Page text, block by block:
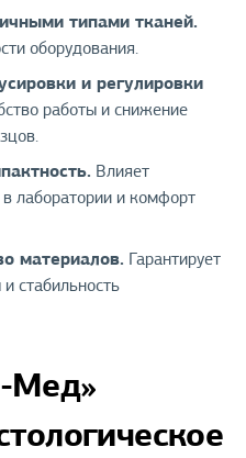
типами тканей.
оборудования.
и регулировки
работы и снижение
Влияет
лаборатории и комфорт
материалов. Гарантирует
стабильность
Мед»